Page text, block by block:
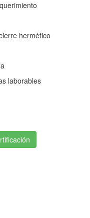
hermético
laborables